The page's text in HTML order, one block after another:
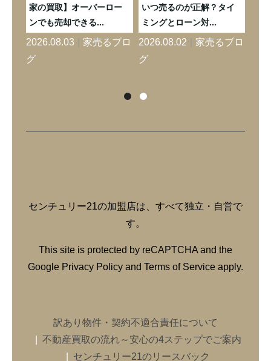
家の買取】オーバーロー
ンでも売却できる...
2026.08.03
家売るブロ
グ
いつ売るのが正解？タイ
ミングとローン対...
2026.08.02
家売るブロ
グ
センチュリー21の加盟店は、すべて独立・自営で
す。
This site is protected by reCAPTCHA and the
訳あり物件・契約不適合責任について